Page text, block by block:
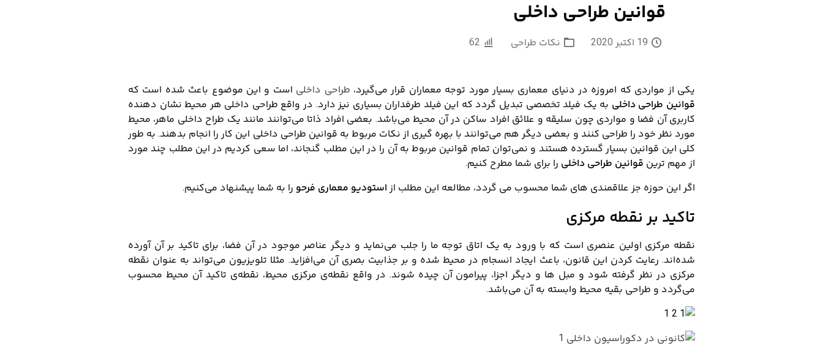
قوانین طراحی داخلی
19 اکتبر 2020 نکات طراحی 62
یکی از مواردی که امروزه در دنیای معماری بسیار مورد توجه معماران قرار می‌گیرد، طراحی داخلی است و این موضوع باعث شده است که
قوانین طراحی داخلی به یک فیلد تخصصی تبدیل گردد که این فیلد طرفداران بسیاری نیز دارد. در واقع طراحی داخلی هر محیط نشان دهنده
کاربری آن فضا و مواردی چون سلیقه و علائق افراد ساکن در آن محیط می‌باشد. بعضی افراد ذاتا می‌توانند مانند یک طراح داخلی ماهر، محیط
مورد نظر خود را طراحی کنند و بعضی دیگر هم می‌توانند با بهره گیری از نکات مربوط به قوانین طراحی داخلی این کار را انجام بدهند. به طور
کلی این قوانین بسیار گسترده هستند و نمی‌توان تمام قوانین مربوط به آن را در این مطلب گنجاند، اما سعی کردیم در این مطلب چند مورد
از مهم ترین قوانین طراحی داخلی را برای شما مطرح کنیم.
اگر این حوزه جز علاقمندی های شما محسوب می گردد، مطالعه این مطلب از استودیو معماری فرحو را به شما پیشنهاد می‌کنیم.
تاکید بر نقطه مرکزی
نقطه مرکزی اولین عنصری است که با ورود به یک اتاق توجه ما را جلب می‌نماید و دیگر عناصر موجود در آن فضا، برای تاکید بر آن آورده
شده‌اند. رعایت کردن این قانون، باعث ایجاد انسجام در محیط شده و بر جذابیت بصری آن می‌افزاید. مثلا تلویزیون می‌تواند به عنوان نقطه
مرکزی در نظر گرفته شود و مبل ها و دیگر اجزا، پیرامون آن چیده ‌شوند. در واقع نقطه‌ی مرکزی محیط، نقطه‌ی تاکید آن محیط محسوب
می‌گردد و طراحی بقیه محیط وابسته به آن می‌باشد.